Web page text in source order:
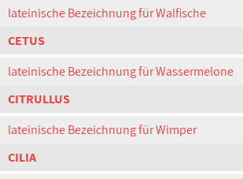
lateinische Bezeichnung für Walfische
CETUS
lateinische Bezeichnung für Wassermelone
CITRULLUS
lateinische Bezeichnung für Wimper
CILIA